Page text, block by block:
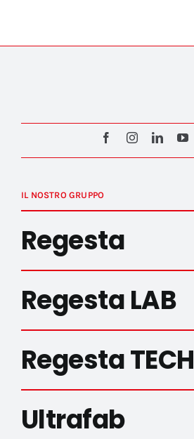
IL NOSTRO GRUPPO
Regesta
Regesta LAB
Regesta TECH
Ultrafab